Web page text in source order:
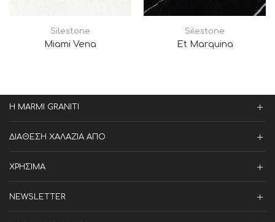
Silestone
Miami Vena
Silestone
Et Marquina
Η MARMI GRANITI
ΔΙΑΘΕΣΗ ΧΑΛΑΖΙΑ ΑΠΟ
ΧΡΗΣΙΜΑ
NEWSLETTER